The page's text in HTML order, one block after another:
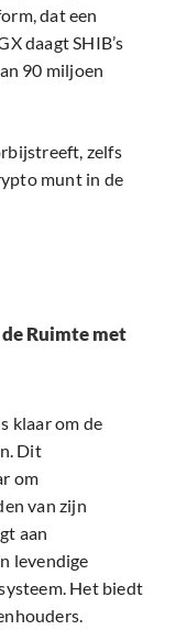
dat een
daagt SHIB’s
90 miljoen
zelfs
munt in de
Ruimte met
klaar om de
Dit
om
van zijn
aan
levendige
Het biedt